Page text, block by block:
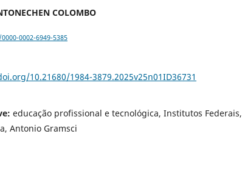
COLOMBO
0002-6949-5385
10.21680/1984-3879.2025v25n01ID36731
educação profissional e tecnológica, Institutos Federais,
Antonio Gramsci